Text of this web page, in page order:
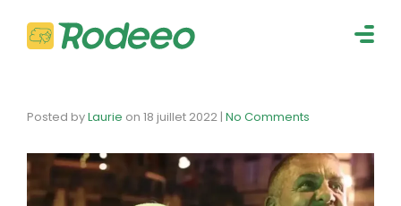
Posted byLaurie on 18 juillet 2022 | No Comments